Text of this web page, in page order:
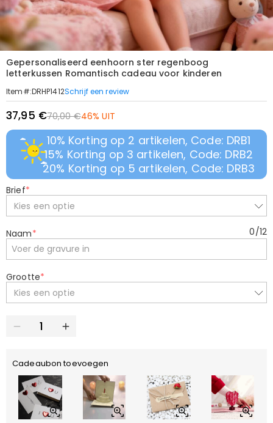
Gepersonaliseerd eenhoorn ster regenboog
letterkussen Romantisch cadeau voor kinderen
Item#:DRHP1412Schrijf een review
37,95 €70,00 €46% UIT
10% Korting op 2 artikelen, Code: DRB1
15% Korting op 3 artikelen, Code: DRB2
20% Korting op 5 artikelen, Code: DRB3
Brief*
Kies een optie
Naam* 0/12
Grootte*
Kies een optie
Cadeaubon toevoegen